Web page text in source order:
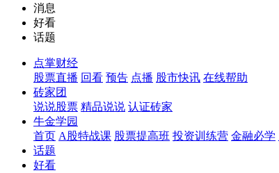
消息
好看
话题
点掌财经
股票直播 回看 预告 点播 股市快讯 在线帮助
砖家团
说说股票 精品说说 认证砖家
牛金学园
首页 A股特战课 股票提高班 投资训练营 金融必学
话题
好看